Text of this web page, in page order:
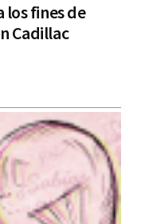
los fines de
Cadillac